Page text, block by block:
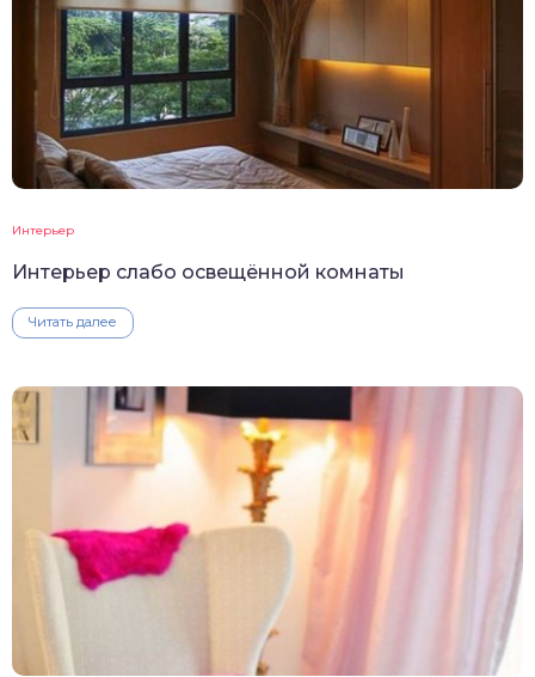
Интерьер
Интерьер слабо освещённой комнаты
Читать далее